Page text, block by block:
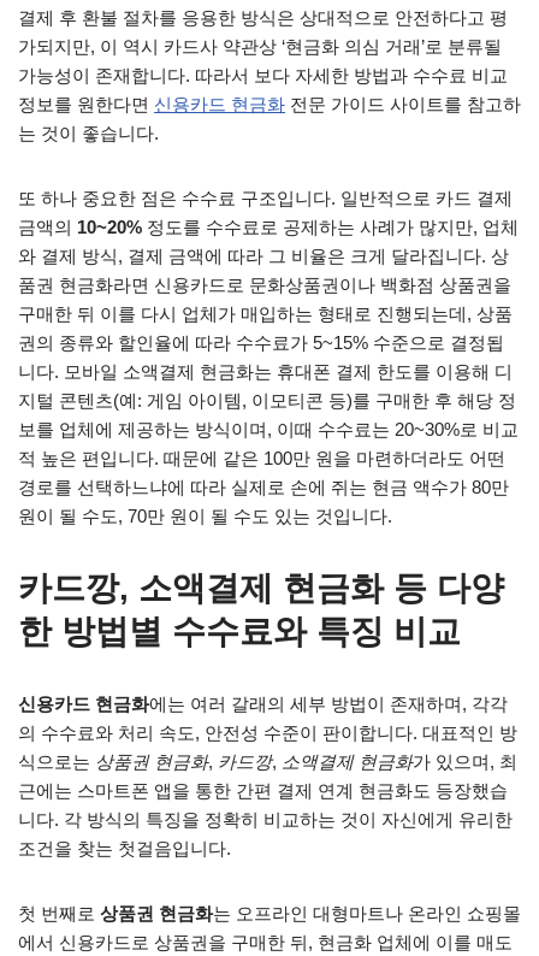
결제 후 환불 절차를 응용한 방식은 상대적으로 안전하다고 평
가되지만, 이 역시 카드사 약관상 ‘현금화 의심 거래’로 분류될
가능성이 존재합니다. 따라서 보다 자세한 방법과 수수료 비교
정보를 원한다면 신용카드 현금화 전문 가이드 사이트를 참고하
는 것이 좋습니다.
또 하나 중요한 점은 수수료 구조입니다. 일반적으로 카드 결제
금액의 10~20% 정도를 수수료로 공제하는 사례가 많지만, 업체
와 결제 방식, 결제 금액에 따라 그 비율은 크게 달라집니다. 상
품권 현금화라면 신용카드로 문화상품권이나 백화점 상품권을
구매한 뒤 이를 다시 업체가 매입하는 형태로 진행되는데, 상품
권의 종류와 할인율에 따라 수수료가 5~15% 수준으로 결정됩
니다. 모바일 소액결제 현금화는 휴대폰 결제 한도를 이용해 디
지털 콘텐츠(예: 게임 아이템, 이모티콘 등)를 구매한 후 해당 정
보를 업체에 제공하는 방식이며, 이때 수수료는 20~30%로 비교
적 높은 편입니다. 때문에 같은 100만 원을 마련하더라도 어떤
경로를 선택하느냐에 따라 실제로 손에 쥐는 현금 액수가 80만
원이 될 수도, 70만 원이 될 수도 있는 것입니다.
카드깡, 소액결제 현금화 등 다양
한 방법별 수수료와 특징 비교
신용카드 현금화에는 여러 갈래의 세부 방법이 존재하며, 각각
의 수수료와 처리 속도, 안전성 수준이 판이합니다. 대표적인 방
식으로는 상품권 현금화, 카드깡, 소액결제 현금화가 있으며, 최
근에는 스마트폰 앱을 통한 간편 결제 연계 현금화도 등장했습
니다. 각 방식의 특징을 정확히 비교하는 것이 자신에게 유리한
조건을 찾는 첫걸음입니다.
첫 번째로 상품권 현금화는 오프라인 대형마트나 온라인 쇼핑몰
에서 신용카드로 상품권을 구매한 뒤, 현금화 업체에 이를 매도